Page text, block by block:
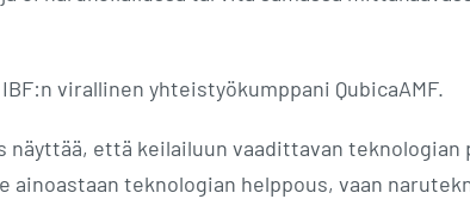
virallinen yhteistyökumppani QubicaAMF.
näyttää, että keilailuun vaadittavan teknologian
ainoastaan teknologian helppous, vaan